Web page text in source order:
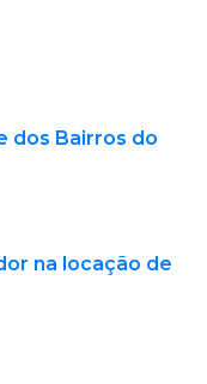
dos Bairros do
na locação de